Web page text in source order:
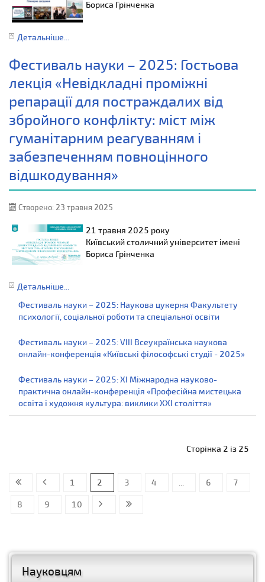
Науковцям
Бориса Грінченка
Детальніше...
Фестиваль науки – 2025: Гостьова
лекція «Невідкладні проміжні
репарації для постраждалих від
збройного конфлікту: міст між
гуманітарним реагуванням і
забезпеченням повноцінного
відшкодування»
Створено: 23 травня 2025
21 травня 2025 року
Київський столичний університет імені
Бориса Грінченка
Детальніше...
Фестиваль науки – 2025: Наукова цукерня Факультету
психології, соціальної роботи та спеціальної освіти
Фестиваль науки – 2025: VIII Всеукраїнська наукова
онлайн-конференція «Київські філософські студії - 2025»
Фестиваль науки – 2025: ХI Міжнародна науково-
практична онлайн-конференція «Професійна мистецька
освіта і художня культура: виклики ХХІ століття»
Сторінка 2 із 25
1 2 3 4 6 7
8 9 10